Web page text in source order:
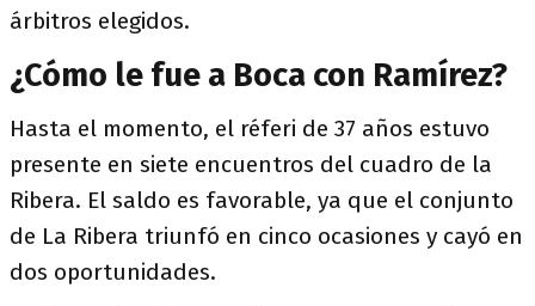
árbitros elegidos.
¿Cómo le fue a Boca con Ramírez?
Hasta el momento, el réferi de 37 años estuvo
presente en siete encuentros del cuadro de la
Ribera. El saldo es favorable, ya que el conjunto
de La Ribera triunfó en cinco ocasiones y cayó en
dos oportunidades.